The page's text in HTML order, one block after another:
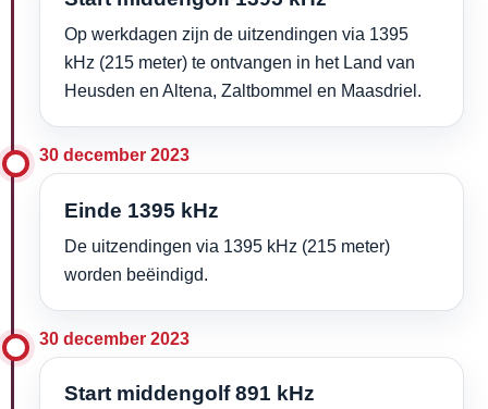
Op werkdagen zijn de uitzendingen via 1395
kHz (215 meter) te ontvangen in het Land van
Heusden en Altena, Zaltbommel en Maasdriel.
30 december 2023
Einde 1395 kHz
De uitzendingen via 1395 kHz (215 meter)
worden beëindigd.
30 december 2023
Start middengolf 891 kHz